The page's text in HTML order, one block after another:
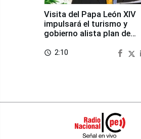
Visita del Papa León XIV
impulsará el turismo y
gobierno alista plan de
access_time 2:10